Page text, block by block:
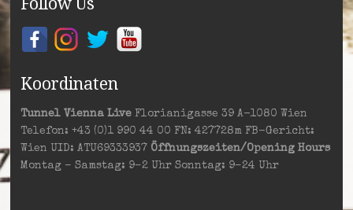
Koordinaten
Tunnel Vienna LiveFlorianigasse 39 A-1080 Wien
Telefon: +43 (0)1 990 44 00 FN: 427728m FB-Gericht:
Wien UID: ATU69333937 Öffnungszeiten/Opening Hours
Montag – Samstag: 9–2 Uhr Sonntag: 9–24 Uhr